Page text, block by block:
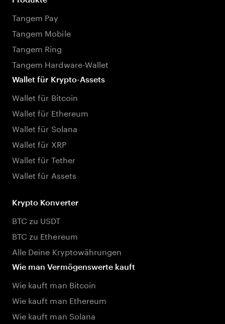
Tangem Pay
Tangem Mobile
Tangem Ring
Tangem Hardware-Wallet
Wallet für Krypto-Assets
Wallet für Bitcoin
Wallet für Ethereum
Wallet für Solana
Wallet für XRP
Wallet für Tether
Wallet für Assets
Krypto Konverter
BTC zu USDT
BTC zu Ethereum
Alle Deine Kryptowährungen
Wie man Vermögenswerte kauft
Wie kauft man Bitcoin
Wie kauft man Ethereum
Wie kauft man Solana